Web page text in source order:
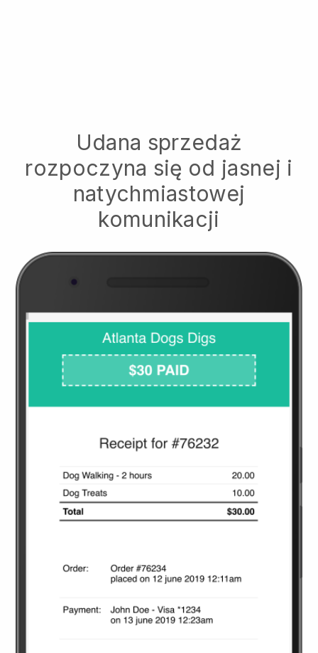
Udana sprzedaż
rozpoczyna się od jasnej i
natychmiastowej
komunikacji